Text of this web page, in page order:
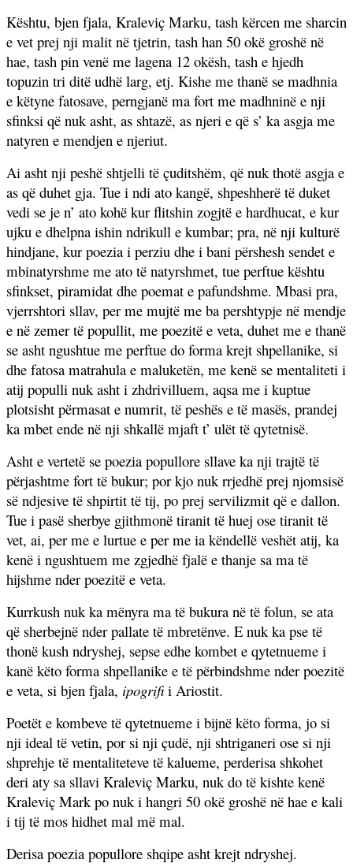
Kështu, bjen fjala, Kraleviç Marku, tash kërcen me sharcin
e vet prej nji malit në tjetrin, tash han 50 okë groshë në
hae, tash pin venë me lagena 12 okësh, tash e hjedh
topuzin tri ditë udhë larg, etj. Kishe me thanë se madhnia
e këtyne fatosave, perngjanë ma fort me madhninë e nji
sfinksi që nuk asht, as shtazë, as njeri e që s’ ka asgja me
natyren e mendjen e njeriut.
Ai asht nji peshë shtjelli të çuditshëm, që nuk thotë asgja e
as që duhet gja. Tue i ndi ato kangë, shpeshherë të duket
vedi se je n’ ato kohë kur flitshin zogjtë e hardhucat, e kur
ujku e dhelpna ishin ndrikull e kumbar; pra, në nji kulturë
hindjane, kur poezia i perziu dhe i bani përshesh sendet e
mbinatyrshme me ato të natyrshmet, tue perftue kështu
sfinkset, piramidat dhe poemat e pafundshme. Mbasi pra,
vjerrshtori sllav, per me mujtë me ba pershtypje në mendje
e në zemer të popullit, me poezitë e veta, duhet me e thanë
se asht ngushtue me perftue do forma krejt shpellanike, si
dhe fatosa matrahula e maluketën, me kenë se mentaliteti i
atij populli nuk asht i zhdrivilluem, aqsa me i kuptue
plotsisht përmasat e numrit, të peshës e të masës, prandej
ka mbet ende në nji shkallë mjaft t’ ulët të qytetnisë.
Asht e vertetë se poezia popullore sllave ka nji trajtë të
përjashtme fort të bukur; por kjo nuk rrjedhë prej njomsisë
së ndjesive të shpirtit të tij, po prej servilizmit që e dallon.
Tue i pasë sherbye gjithmonë tiranit të huej ose tiranit të
vet, ai, per me e lurtue e per me ia këndellë veshët atij, ka
kenë i ngushtuem me zgjedhë fjalë e thanje sa ma të
hijshme nder poezitë e veta.
Kurrkush nuk ka mënyra ma të bukura në të folun, se ata
që sherbejnë nder pallate të mbretënve. E nuk ka pse të
thonë kush ndryshej, sepse edhe kombet e qytetnueme i
kanë këto forma shpellanike e të përbindshme nder poezitë
e veta, si bjen fjala, ipogrifi i Ariostit.
Poetët e kombeve të qytetnueme i bijnë këto forma, jo si
nji ideal të vetin, por si nji çudë, nji shtriganeri ose si nji
shprehje të mentaliteteve të kalueme, perderisa shkohet
deri aty sa sllavi Kraleviç Marku, nuk do të kishte kenë
Kraleviç Mark po nuk i hangri 50 okë groshë në hae e kali
i tij të mos hidhet mal më mal.
Derisa poezia popullore shqipe asht krejt ndryshej.